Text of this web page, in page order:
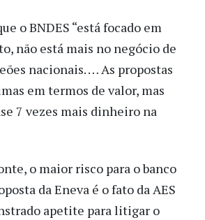
o BNDES “está focado em
não está mais no negócio de
nacionais. … As propostas
em termos de valor, mas
7 vezes mais dinheiro na
o maior risco para o banco
da Eneva é o fato da AES
apetite para litigar o